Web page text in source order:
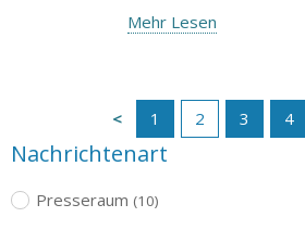
Mehr Lesen
1 2 3 4
Nachrichtenart
Presseraum (10)